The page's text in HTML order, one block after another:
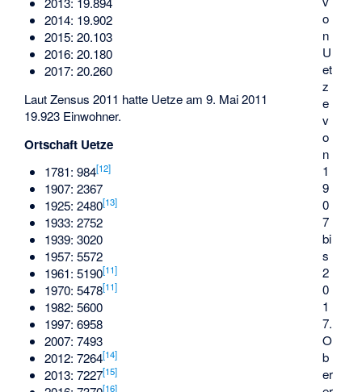
o
n
U
et
z
e
v
o
n
1
9
0
7
bi
s
2
0
1
7.
O
b
er
2014: 19.902
2015: 20.103
2016: 20.180
2017: 20.260
Laut Zensus 2011 hatte Uetze am 9. Mai 2011
19.923 Einwohner.
Ortschaft Uetze
1781: 984[12]
1907: 2367
1925: 2480[13]
1933: 2752
1939: 3020
1957: 5572
1961: 5190[11]
1970: 5478[11]
1982: 5600
1997: 6958
2007: 7493
2012: 7264[14]
2013: 7227[15]
[16]